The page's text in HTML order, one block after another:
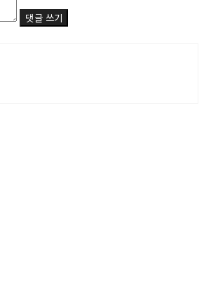
댓글 쓰기